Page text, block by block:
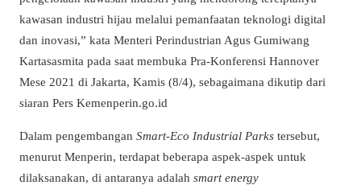
kawasan industri hijau melalui pemanfaatan teknologi digital
dan inovasi,” kata Menteri Perindustrian Agus Gumiwang
Kartasasmita pada saat membuka Pra-Konferensi Hannover
Mese 2021 di Jakarta, Kamis (8/4), sebagaimana dikutip dari
siaran Pers Kemenperin.go.id
Dalam pengembangan Smart-Eco Industrial Parks tersebut,
menurut Menperin, terdapat beberapa aspek-aspek untuk
dilaksanakan, di antaranya adalah smart energy